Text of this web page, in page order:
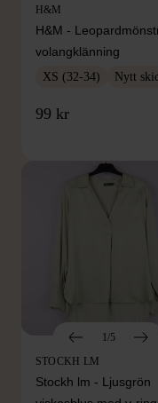
H&M
H&M -
volangklänning
XS (32-34) Nytt
99 kr
1/5
STOCKH LM
Stockh lm - Ljusgrön